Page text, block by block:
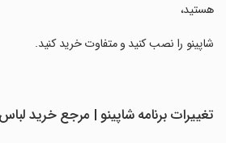
هستید،
‏شاپینو را نصب کنید و متفاوت خرید کنید.
تغییرات برنامه ‏‏‏‏‏شاپینو | مرجع خرید